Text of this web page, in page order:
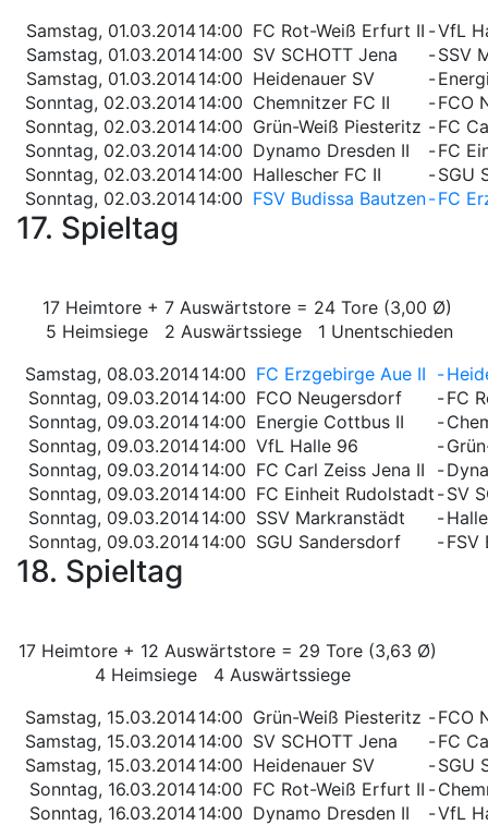
Samstag, 01.03.201414:00 FC Rot-Weiß Erfurt II -VfL
Samstag, 01.03.201414:00 SV SCHOTT Jena -SSV
Samstag, 01.03.201414:00 Heidenauer SV -
Sonntag, 02.03.201414:00 Chemnitzer FC II -FCO
Sonntag, 02.03.201414:00 Grün-Weiß Piesteritz -FC
Sonntag, 02.03.201414:00 Dynamo Dresden II -FC
Sonntag, 02.03.201414:00 Hallescher FC II -SGU
Sonntag, 02.03.201414:00 FSV Budissa Bautzen-FC
17. Spieltag
17 Heimtore + 7 Auswärtstore = 24 Tore (3,00 Ø)
5 Heimsiege 2 Auswärtssiege 1 Unentschieden
Samstag, 08.03.201414:00 FC Erzgebirge Aue II -
Sonntag, 09.03.201414:00 FCO Neugersdorf -FC
Sonntag, 09.03.201414:00 Energie Cottbus II -
Sonntag, 09.03.201414:00 VfL Halle 96 -
Sonntag, 09.03.201414:00 FC Carl Zeiss Jena II -
Sonntag, 09.03.201414:00 FC Einheit Rudolstadt -SV
Sonntag, 09.03.201414:00 SSV Markranstädt -
Sonntag, 09.03.201414:00 SGU Sandersdorf -FSV
18. Spieltag
17 Heimtore + 12 Auswärtstore = 29 Tore (3,63 Ø)
4 Heimsiege 4 Auswärtssiege
Samstag, 15.03.201414:00 Grün-Weiß Piesteritz -FCO
Samstag, 15.03.201414:00 SV SCHOTT Jena -FC
Samstag, 15.03.201414:00 Heidenauer SV -SGU
Sonntag, 16.03.201414:00 FC Rot-Weiß Erfurt II -
Sonntag, 16.03.201414:00 Dynamo Dresden II -VfL